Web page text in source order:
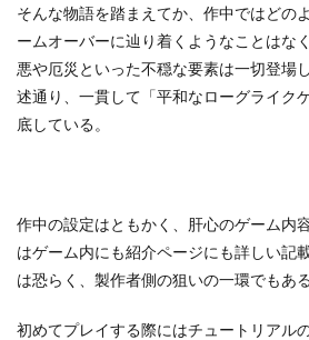
そんな物語を踏まえてか、作中ではどの
ームオーバーに辿り着くようなことはな
悪や厄災といった不穏な要素は一切登場
述通り、一貫して「平和なローグライク
底している。
作中の設定はともかく、肝心のゲーム内
はゲーム内にも紹介ページにも詳しい記
は恐らく、製作者側の狙いの一環でもあ
初めてプレイする際にはチュートリアル